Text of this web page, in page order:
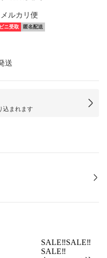
ルカリ便
ニ受取 匿名配送
送
込まれます
SALE‼️SALE‼️
SALE‼️